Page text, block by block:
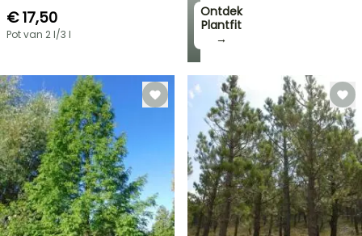
Ontdek
Plantfit
→
€ 17,50
Pot van 2 l/3 l